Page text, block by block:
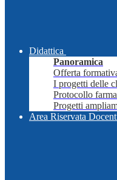
Didattica
Panoramica
Offerta
I progetti delle
Protocollo
Progetti
Area Riservata